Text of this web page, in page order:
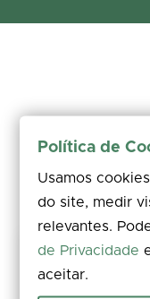
Mantém este
Avalia, comenta e
Política de
Usamos
do site, medir
relevantes.
de Privacidade
aceitar.